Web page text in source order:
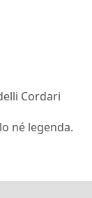
Cordari
né legenda.